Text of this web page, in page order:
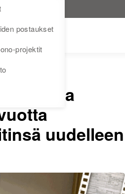
postaukset
projektit
ja
uudelleen